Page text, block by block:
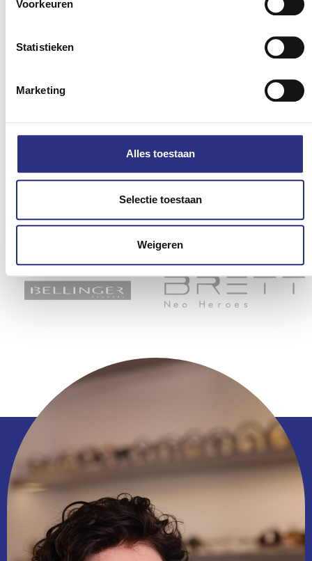
Voorkeuren
Statistieken
Marketing
Alles toestaan
Selectie toestaan
Weigeren